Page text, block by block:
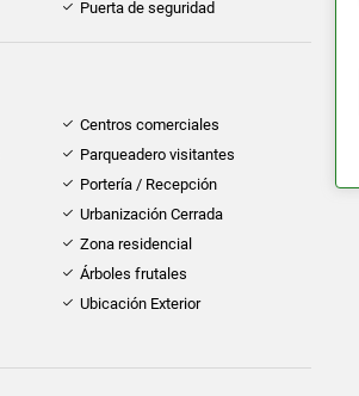
Puerta de seguridad
Centros comerciales
Parqueadero visitantes
Portería / Recepción
Urbanización Cerrada
Zona residencial
Árboles frutales
Ubicación Exterior